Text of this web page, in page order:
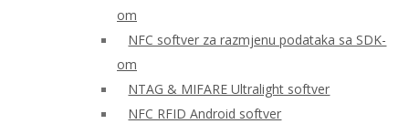
om
NFC softver za razmjenu podataka sa SDK-
om
NTAG & MIFARE Ultralight softver
NFC RFID Android softver